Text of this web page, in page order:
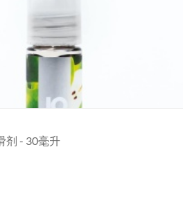
剂 - 30毫升